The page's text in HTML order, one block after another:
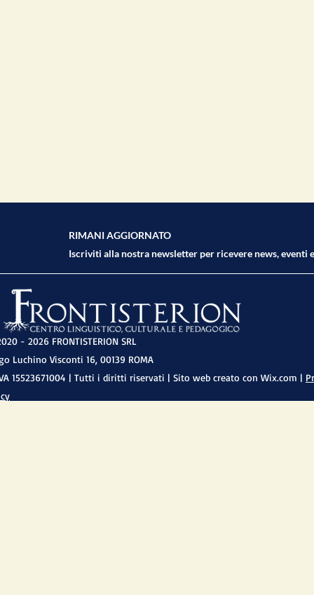
RIMANI AGGIORNATO
Iscriviti alla nostra newsletter per ricevere news, eventi
- 2026 FRONTISTERION SRL
Luchino Visconti 16, 00139 ROMA
15523671004 | Tutti i diritti riservati | Sito web creato con Wix.com |